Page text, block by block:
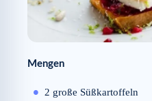
Mengen
2 große Süßkartoffeln